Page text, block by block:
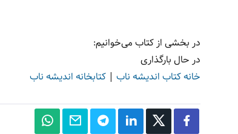
در بخشی از کتاب می‌خوانیم:
در حال بارگذاری
خانه کتاب اندیشه ناب | کتابخانه اندیشه ناب